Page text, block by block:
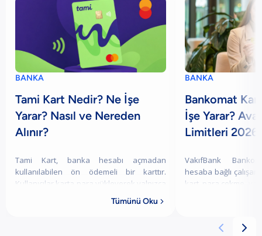
BANKA
Tami Kart Nedir? Ne İşe
Yarar? Nasıl ve Nereden
Alınır?
Tami Kart, banka hesabı açmadan
kullanılabilen ön ödemeli bir karttır.
Kullanıcılar karta para yükleyerek yalnızca
yapabilir. Bu nedenle kredi kartlarında
Tümünü Oku 
BANKA
Bankomat
İşe Yarar?
Limitleri 2026
VakıfBank
hesaba bağlı
kart, para çekme,
 